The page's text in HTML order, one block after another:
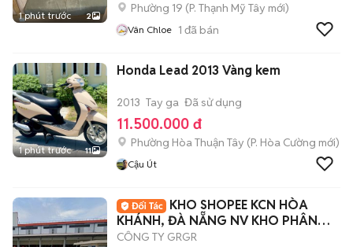
1 phút trước 2
Phường 19 (P. Thạnh Mỹ Tây mới)
Vân Chloe 1 đã bán
1 phút trước 11
Honda Lead 2013 Vàng kem
2013 Tay ga Đã sử dụng
11.500.000 đ
Phường Hòa Thuận Tây (P. Hòa Cường mới)
Cậu Út
KHO SHOPEE KCN HÒA
KHÁNH, ĐÀ NẴNG NV KHO PHÂN
LOẠI
CÔNG TY GRGR